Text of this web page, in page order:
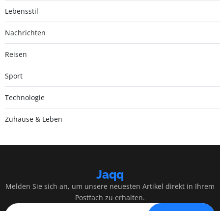
Lebensstil
Nachrichten
Reisen
Sport
Technologie
Zuhause & Leben
Jaqq
Melden Sie sich an, um unsere neuesten Artikel direkt in Ihrem
Postfach zu erhalten.